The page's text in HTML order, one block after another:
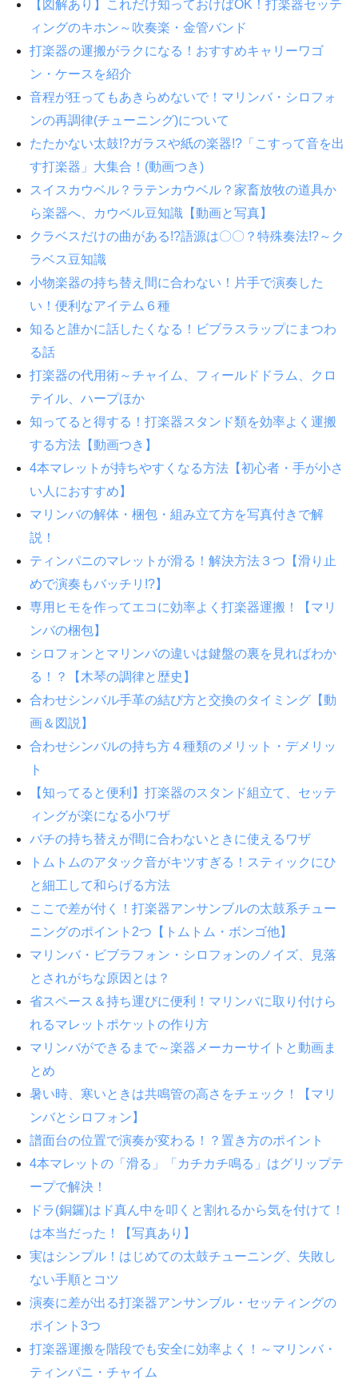
【図解あり】これだけ知っておけばOK！打楽器セッテ
ィングのキホン～吹奏楽・金管バンド
打楽器の運搬がラクになる！おすすめキャリーワゴ
ン・ケースを紹介
音程が狂ってもあきらめないで！マリンバ・シロフォ
ンの再調律(チューニング)について
たたかない太鼓!?ガラスや紙の楽器!?「こすって音を出
す打楽器」大集合！(動画つき)
スイスカウベル？ラテンカウベル？家畜放牧の道具か
ら楽器へ、カウベル豆知識【動画と写真】
クラベスだけの曲がある!?語源は〇〇？特殊奏法!?～ク
ラベス豆知識
小物楽器の持ち替え間に合わない！片手で演奏した
い！便利なアイテム６種
知ると誰かに話したくなる！ビブラスラップにまつわ
る話
打楽器の代用術～チャイム、フィールドドラム、クロ
テイル、ハープほか
知ってると得する！打楽器スタンド類を効率よく運搬
する方法【動画つき】
4本マレットが持ちやすくなる方法【初心者・手が小さ
い人におすすめ】
マリンバの解体・梱包・組み立て方を写真付きで解
説！
ティンパニのマレットが滑る！解決方法３つ【滑り止
めで演奏もバッチリ!?】
専用ヒモを作ってエコに効率よく打楽器運搬！【マリ
ンバの梱包】
シロフォンとマリンバの違いは鍵盤の裏を見ればわか
る！？【木琴の調律と歴史】
合わせシンバル手革の結び方と交換のタイミング【動
画＆図説】
合わせシンバルの持ち方４種類のメリット・デメリッ
ト
【知ってると便利】打楽器のスタンド組立て、セッテ
ィングが楽になる小ワザ
バチの持ち替えが間に合わないときに使えるワザ
トムトムのアタック音がキツすぎる！スティックにひ
と細工して和らげる方法
ここで差が付く！打楽器アンサンブルの太鼓系チュー
ニングのポイント2つ【トムトム・ボンゴ他】
マリンバ・ビブラフォン・シロフォンのノイズ、見落
とされがちな原因とは？
省スペース＆持ち運びに便利！マリンバに取り付けら
れるマレットポケットの作り方
マリンバができるまで～楽器メーカーサイトと動画ま
とめ
暑い時、寒いときは共鳴管の高さをチェック！【マリ
ンバとシロフォン】
譜面台の位置で演奏が変わる！？置き方のポイント
4本マレットの「滑る」「カチカチ鳴る」はグリップテ
ープで解決！
ドラ(銅鑼)はド真ん中を叩くと割れるから気を付けて！
は本当だった！【写真あり】
実はシンプル！はじめての太鼓チューニング、失敗し
ない手順とコツ
演奏に差が出る打楽器アンサンブル・セッティングの
ポイント3つ
打楽器運搬を階段でも安全に効率よく！～マリンバ・
ティンパニ・チャイム